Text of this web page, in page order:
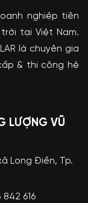
nghiệp tiên
tại Việt Nam.
là chuyên gia
& thi công hệ
LƯỢNG VŨ
Long Điền, Tp.
616